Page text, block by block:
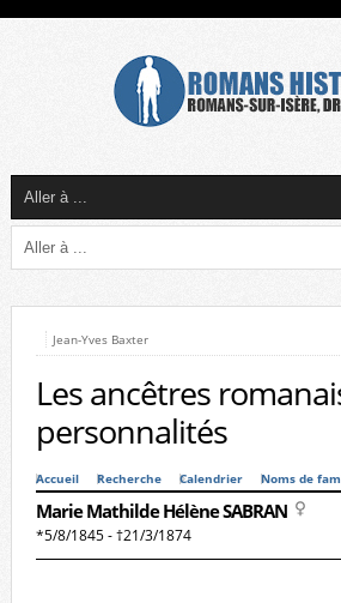
Jean-Yves Baxter
Les ancêtres
personnalités
Accueil Recherche Calendrier Noms de
Marie Mathilde Hélène SABRAN
*5/8/1845 - †21/3/1874